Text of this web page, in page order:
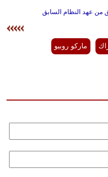
عهد النظام السابق
ماركو روبيو